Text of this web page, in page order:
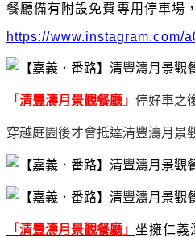
餐廳備有附設免費專用停車場
https://www.instagram.com/
「清豐濤月景觀餐廳」 停好車之
穿越庭園後才會抵達清豐濤月景
「清豐濤月景觀餐廳」 坐擁仁義